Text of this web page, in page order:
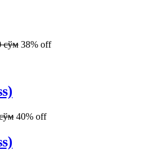
сўм 38% off
40% off